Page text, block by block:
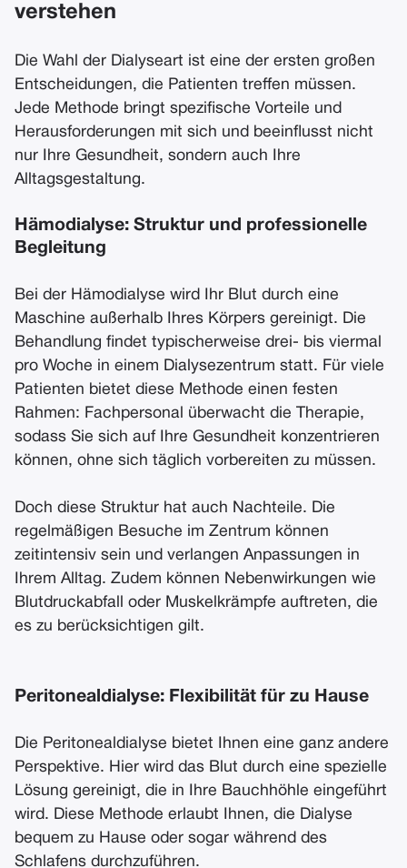
verstehen
Die Wahl der Dialyseart ist eine der ersten großen
Entscheidungen, die Patienten treffen müssen.
Jede Methode bringt spezifische Vorteile und
Herausforderungen mit sich und beeinflusst nicht
nur Ihre Gesundheit, sondern auch Ihre
Alltagsgestaltung.
Hämodialyse: Struktur und professionelle
Begleitung
Bei der Hämodialyse wird Ihr Blut durch eine
Maschine außerhalb Ihres Körpers gereinigt. Die
Behandlung findet typischerweise drei- bis viermal
pro Woche in einem Dialysezentrum statt. Für viele
Patienten bietet diese Methode einen festen
Rahmen: Fachpersonal überwacht die Therapie,
sodass Sie sich auf Ihre Gesundheit konzentrieren
können, ohne sich täglich vorbereiten zu müssen.
Doch diese Struktur hat auch Nachteile. Die
regelmäßigen Besuche im Zentrum können
zeitintensiv sein und verlangen Anpassungen in
Ihrem Alltag. Zudem können Nebenwirkungen wie
Blutdruckabfall oder Muskelkrämpfe auftreten, die
es zu berücksichtigen gilt.
Peritonealdialyse: Flexibilität für zu Hause
Die Peritonealdialyse bietet Ihnen eine ganz andere
Perspektive. Hier wird das Blut durch eine spezielle
Lösung gereinigt, die in Ihre Bauchhöhle eingeführt
wird. Diese Methode erlaubt Ihnen, die Dialyse
bequem zu Hause oder sogar während des
Schlafens durchzuführen.